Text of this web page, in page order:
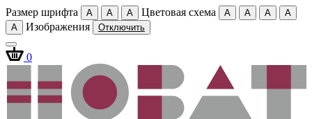
Размер шрифта A A A Цветовая схема A A A
A
A
Изображения Отключить
0